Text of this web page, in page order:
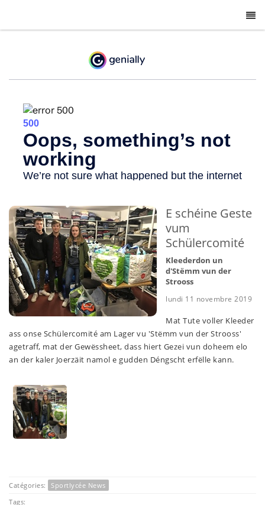
E schéine Geste
vum
Schülercomité
Kleederdon un
d'Stëmm vun der
Strooss
lundi 11 novembre 2019
Mat Tute voller Kleeder
ass onse Schülercomité am Lager vu 'Stëmm vun der Strooss'
agetraff, mat der Gewëssheet, dass hiert Gezei vun doheem elo
an der kaler Joerzäit namol e gudden Déngscht erfëlle kann.
Catégories:
Sportlycée News
Tags: